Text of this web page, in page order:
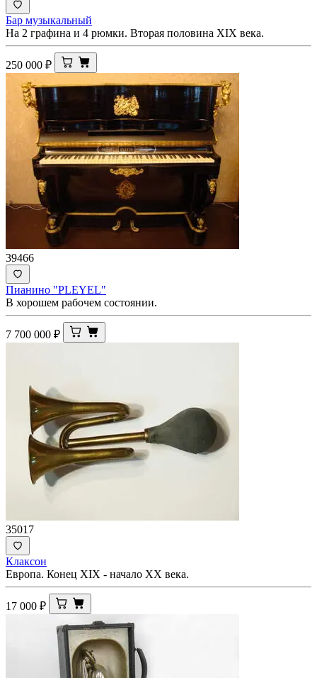
Бар музыкальный
На 2 графина и 4 рюмки. Вторая половина XIX века.
250 000 ₽
39466
Пианино "PLEYEL"
В хорошем рабочем состоянии.
7 700 000 ₽
35017
Клаксон
Европа. Конец XIX - начало ХХ века.
17 000 ₽